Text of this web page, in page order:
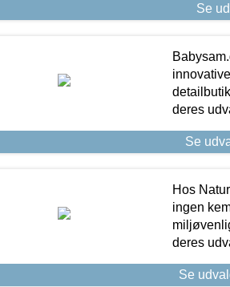
Se
deres
Se
Hos
ingen
deres
Se